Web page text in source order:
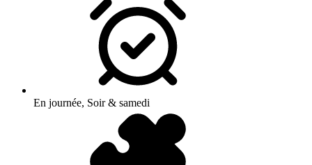
En journée, Soir & samedi